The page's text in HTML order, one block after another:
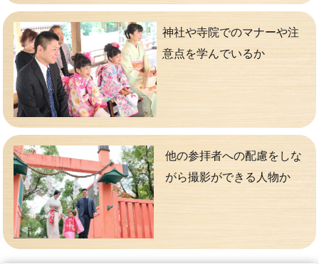
神社や寺院でのマナーや注
意点を学んでいるか
他の参拝者への配慮をしな
がら撮影ができる人物か